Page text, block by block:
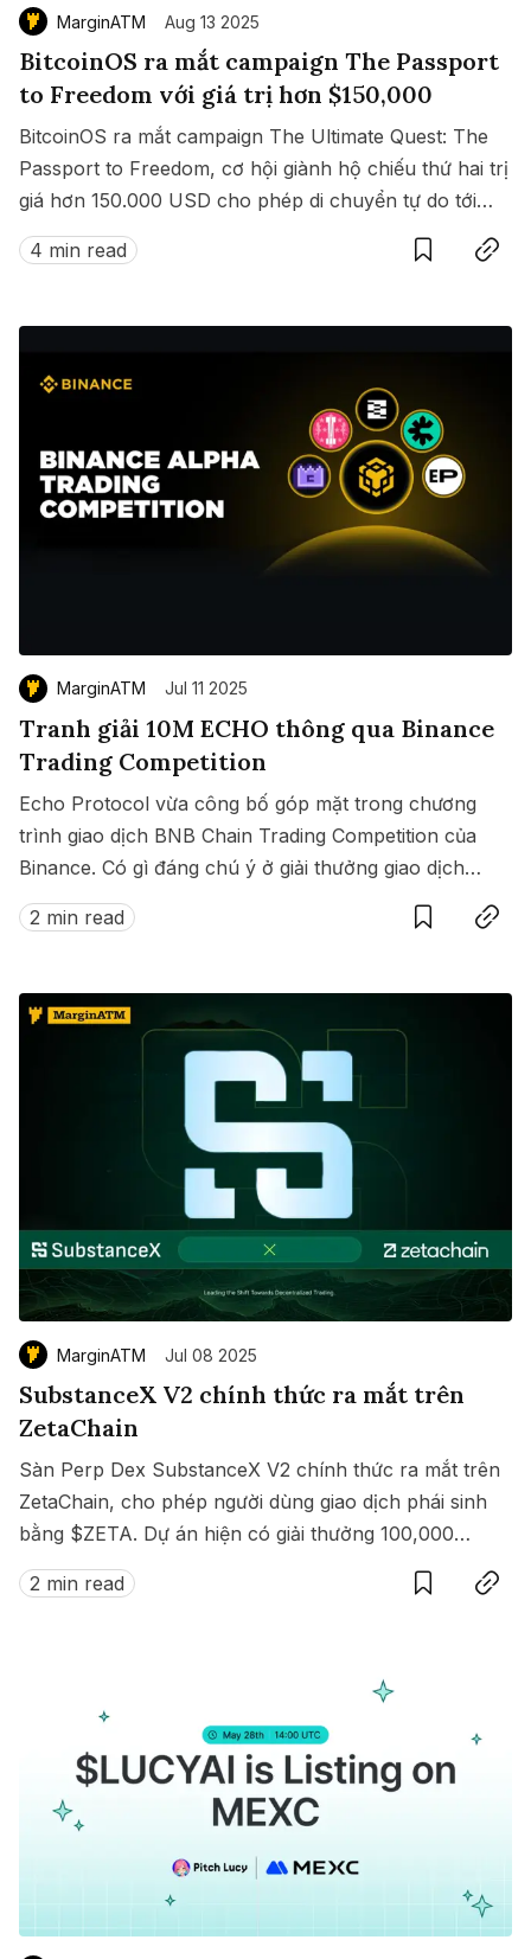
MarginATM Aug 13 2025
BitcoinOS ra mắt campaign The Passport
to Freedom với giá trị hơn $150,000
BitcoinOS ra mắt campaign The Ultimate Quest: The
Passport to Freedom, cơ hội giành hộ chiếu thứ hai trị
giá hơn 150.000 USD cho phép di chuyển tự do tới
hàng loạt quốc gia không cần visa.
4 min read
SaveCopy link
MarginATM Jul 11 2025
Tranh giải 10M ECHO thông qua Binance
Trading Competition
Echo Protocol vừa công bố góp mặt trong chương
trình giao dịch BNB Chain Trading Competition của
Binance. Có gì đáng chú ý ở giải thưởng giao dịch
này?
2 min read
SaveCopy link
MarginATM Jul 08 2025
SubstanceX V2 chính thức ra mắt trên
ZetaChain
Sàn Perp Dex SubstanceX V2 chính thức ra mắt trên
ZetaChain, cho phép người dùng giao dịch phái sinh
bằng $ZETA. Dự án hiện có giải thưởng 100,000
$ZETA diễn ra từ 8 đến 15/07/2025.
2 min read
SaveCopy link